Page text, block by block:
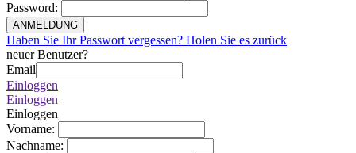
Password:
ANMELDUNG
Haben Sie Ihr Passwort vergessen? Holen Sie es zurück
neuer Benutzer?
Email
Einloggen
Einloggen
Einloggen
Vorname:
Nachname: